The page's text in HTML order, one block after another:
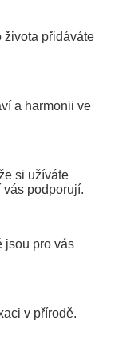
života přidáváte
a harmonii ve
si užíváte
podporují.
jsou pro vás
v přírodě.